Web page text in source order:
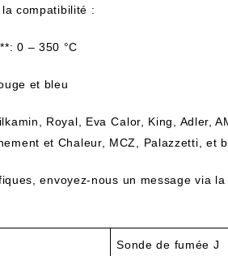
compatibilité :
0 –‍ 350 °C
et bleu
Royal, ​Eva ⁤Calor, King, Adler,
et Chaleur, MCZ, Palazzetti, ​et
envoyez-nous ‍un message via
Sonde de​ fumée J